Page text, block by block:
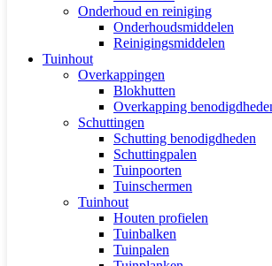
Onderhoud en reiniging
Onderhoudsmiddelen
Reinigingsmiddelen
Tuinhout
Overkappingen
Blokhutten
Overkapping
Schuttingen
Schutting benodigdheden
Schuttingpalen
Tuinpoorten
Tuinschermen
Tuinhout
Houten profielen
Tuinbalken
Tuinpalen